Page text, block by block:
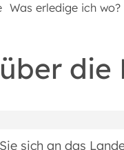
Was erledige ich wo?
die
sich an das